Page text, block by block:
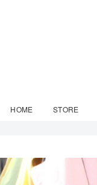
HOME STORE